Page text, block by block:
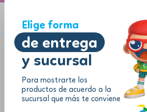
Elige forma
de entrega
y sucursal
Para mostrarte los
productos de acuerdo a la
sucursal que más te conviene